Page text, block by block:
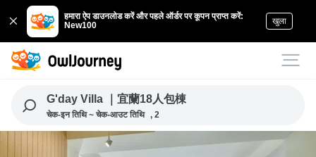
हमारा ऐप डाउनलोड करें और पहले ऑर्डर पर कूपन प्राप्त करें:
New100
खुला
G'day Villa ｜宜蘭18人包棟
चेक-इन तिथि ~ चेक-आउट तिथि , 2